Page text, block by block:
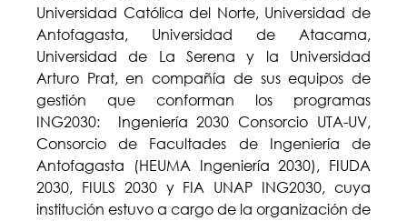
Universidad Católica del Norte, Universidad de
Antofagasta, Universidad de Atacama,
Universidad de La Serena y la Universidad
Arturo Prat, en compañía de sus equipos de
gestión que conforman los programas
ING2030: Ingeniería 2030 Consorcio UTA-UV,
Consorcio de Facultades de Ingeniería de
Antofagasta (HEUMA Ingeniería 2030), FIUDA
2030, FIULS 2030 y FIA UNAP ING2030, cuya
institución estuvo a cargo de la organización de